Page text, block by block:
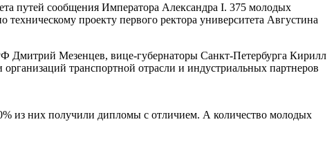
путей сообщения Императора Александра I. 375 молодых
проекту первого ректора университета Августина
Дмитрий Мезенцев, вице-губернаторы Санкт-Петербурга Кирилл
транспортной отрасли и индустриальных партнеров
из них получили дипломы с отличием. А количество молодых